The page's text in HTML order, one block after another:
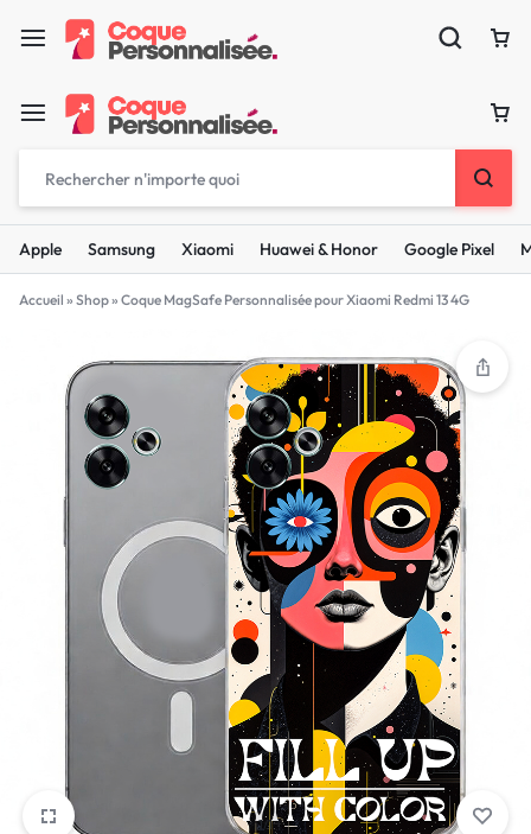
Apple Samsung Xiaomi Huawei & Honor Google Pixel
Accueil » Shop» Coque MagSafe Personnalisée pour Xiaomi Redmi 13 4G
1/1